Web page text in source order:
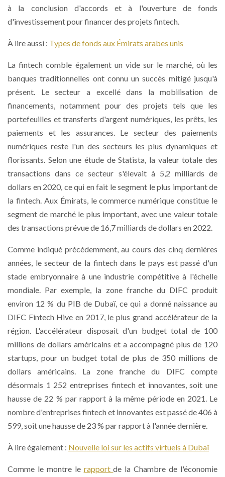
à la conclusion d'accords et à l'ouverture de fonds
d'investissement pour financer des projets fintech.
À lire aussi : Types de fonds aux Émirats arabes unis
La fintech comble également un vide sur le marché, où les
banques traditionnelles ont connu un succès mitigé jusqu'à
présent. Le secteur a excellé dans la mobilisation de
financements, notamment pour des projets tels que les
portefeuilles et transferts d'argent numériques, les prêts, les
paiements et les assurances. Le secteur des paiements
numériques reste l'un des secteurs les plus dynamiques et
florissants. Selon une étude de Statista, la valeur totale des
transactions dans ce secteur s'élevait à 5,2 milliards de
dollars en 2020, ce qui en fait le segment le plus important de
la fintech. Aux Émirats, le commerce numérique constitue le
segment de marché le plus important, avec une valeur totale
des transactions prévue de 16,7 milliards de dollars en 2022.
Comme indiqué précédemment, au cours des cinq dernières
années, le secteur de la fintech dans le pays est passé d'un
stade embryonnaire à une industrie compétitive à l'échelle
mondiale. Par exemple, la zone franche du DIFC produit
environ 12 % du PIB de Dubaï, ce qui a donné naissance au
DIFC Fintech Hive en 2017, le plus grand accélérateur de la
région. L'accélérateur disposait d'un budget total de 100
millions de dollars américains et a accompagné plus de 120
startups, pour un budget total de plus de 350 millions de
dollars américains. La zone franche du DIFC compte
désormais 1 252 entreprises fintech et innovantes, soit une
hausse de 22 % par rapport à la même période en 2021. Le
nombre d'entreprises fintech et innovantes est passé de 406 à
599, soit une hausse de 23 % par rapport à l'année dernière.
À lire également : Nouvelle loi sur les actifs virtuels à Dubaï
Comme le montre le rapportde la Chambre de l'économie